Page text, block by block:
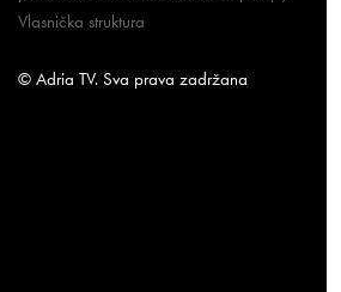
Vlasnička struktura
© Adria TV. Sva prava zadržana